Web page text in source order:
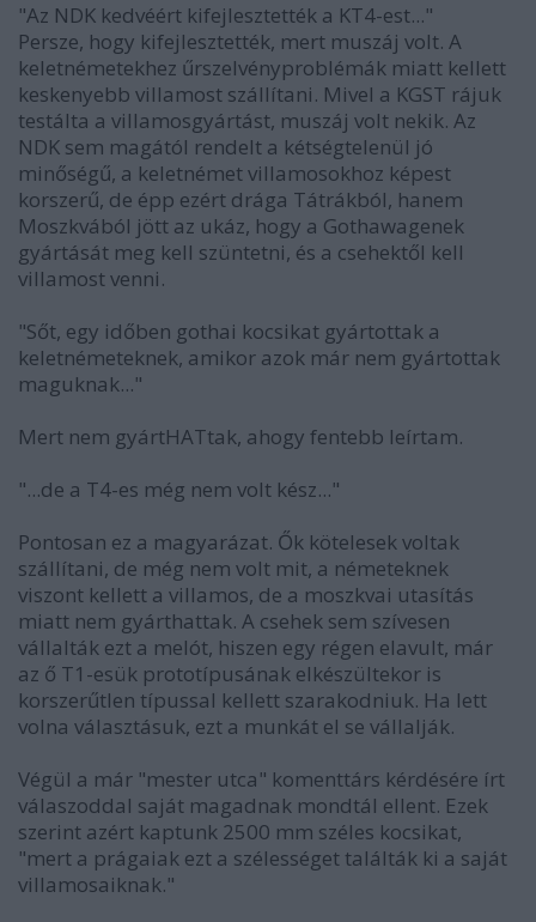
"Az NDK kedvéért kifejlesztették a KT4-est..."
Persze, hogy kifejlesztették, mert muszáj volt. A
keletnémetekhez űrszelvényproblémák miatt kellett
keskenyebb villamost szállítani. Mivel a KGST rájuk
testálta a villamosgyártást, muszáj volt nekik. Az
NDK sem magától rendelt a kétségtelenül jó
minőségű, a keletnémet villamosokhoz képest
korszerű, de épp ezért drága Tátrákból, hanem
Moszkvából jött az ukáz, hogy a Gothawagenek
gyártását meg kell szüntetni, és a csehektől kell
villamost venni.
"Sőt, egy időben gothai kocsikat gyártottak a
keletnémeteknek, amikor azok már nem gyártottak
maguknak..."
Mert nem gyártHATtak, ahogy fentebb leírtam.
"...de a T4-es még nem volt kész..."
Pontosan ez a magyarázat. Ők kötelesek voltak
szállítani, de még nem volt mit, a németeknek
viszont kellett a villamos, de a moszkvai utasítás
miatt nem gyárthattak. A csehek sem szívesen
vállalták ezt a melót, hiszen egy régen elavult, már
az ő T1-esük prototípusának elkészültekor is
korszerűtlen típussal kellett szarakodniuk. Ha lett
volna választásuk, ezt a munkát el se vállalják.
Végül a már "mester utca" komenttárs kérdésére írt
válaszoddal saját magadnak mondtál ellent. Ezek
szerint azért kaptunk 2500 mm széles kocsikat,
"mert a prágaiak ezt a szélességet találták ki a saját
villamosaiknak."